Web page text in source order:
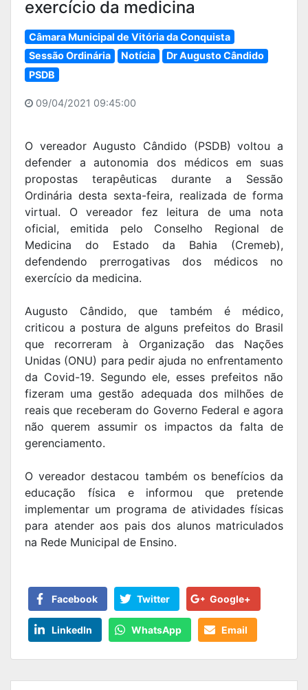
exercício da medicina
Câmara Municipal de Vitória da Conquista
Sessão Ordinária
Notícia
Dr Augusto Cândido
PSDB
09/04/2021 09:45:00
O vereador Augusto Cândido (PSDB) voltou a
defender a autonomia dos médicos em suas
propostas terapêuticas durante a Sessão
Ordinária desta sexta-feira, realizada de forma
virtual. O vereador fez leitura de uma nota
oficial, emitida pelo Conselho Regional de
Medicina do Estado da Bahia (Cremeb),
defendendo prerrogativas dos médicos no
exercício da medicina.
Augusto Cândido, que também é médico,
criticou a postura de alguns prefeitos do Brasil
que recorreram à Organização das Nações
Unidas (ONU) para pedir ajuda no enfrentamento
da Covid-19. Segundo ele, esses prefeitos não
fizeram uma gestão adequada dos milhões de
reais que receberam do Governo Federal e agora
não querem assumir os impactos da falta de
gerenciamento.
O vereador destacou também os benefícios da
educação física e informou que pretende
implementar um programa de atividades físicas
para atender aos pais dos alunos matriculados
na Rede Municipal de Ensino.
Facebook Twitter Google+
LinkedIn WhatsApp Email